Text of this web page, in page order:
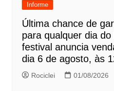
Informe
Última chance de
para qualquer dia do
festival anuncia
dia 6 de agosto, às
Rociclei 01/08/2026